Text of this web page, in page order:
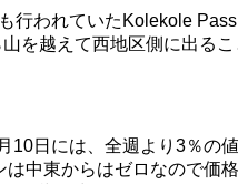
行われていたKolekole
を越えて西地区側に出る
日には、全週より3％の
中東からはゼロなので価